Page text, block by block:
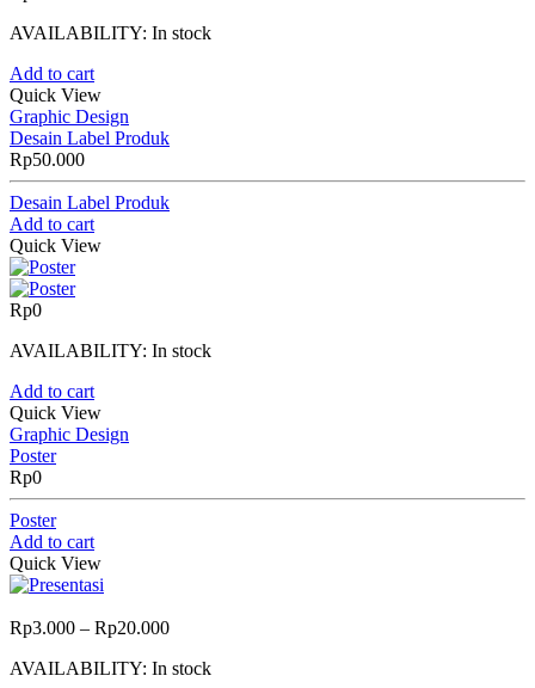
AVAILABILITY: In stock
Add to cart
Quick View
Graphic Design
Desain Label Produk
Rp50.000
Desain Label Produk
Add to cart
Quick View
Rp0
AVAILABILITY: In stock
Add to cart
Quick View
Graphic Design
Poster
Rp0
Poster
Add to cart
Quick View
Rp3.000 – Rp20.000Price
Rp3.000
AVAILABILITY: In stock